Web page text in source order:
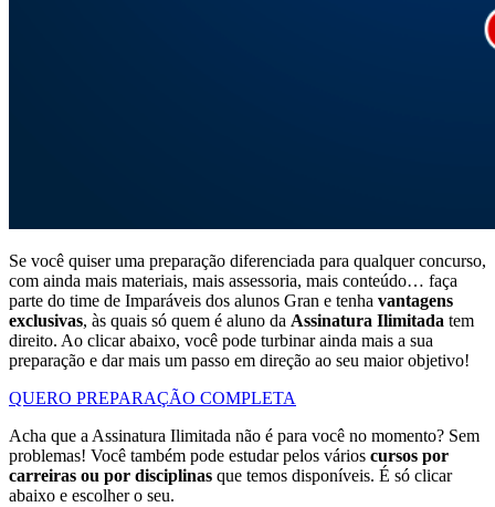
Se você quiser uma preparação diferenciada para qualquer concurso,
com ainda mais materiais, mais assessoria, mais conteúdo… faça
parte do time de Imparáveis dos alunos Gran e tenha vantagens
exclusivas, às quais só quem é aluno da Assinatura Ilimitada tem
direito. Ao clicar abaixo, você pode turbinar ainda mais a sua
preparação e dar mais um passo em direção ao seu maior objetivo!
QUERO PREPARAÇÃO COMPLETA
Acha que a Assinatura Ilimitada não é para você no momento? Sem
problemas! Você também pode estudar pelos vários cursos por
carreiras ou por disciplinas que temos disponíveis. É só clicar
abaixo e escolher o seu.